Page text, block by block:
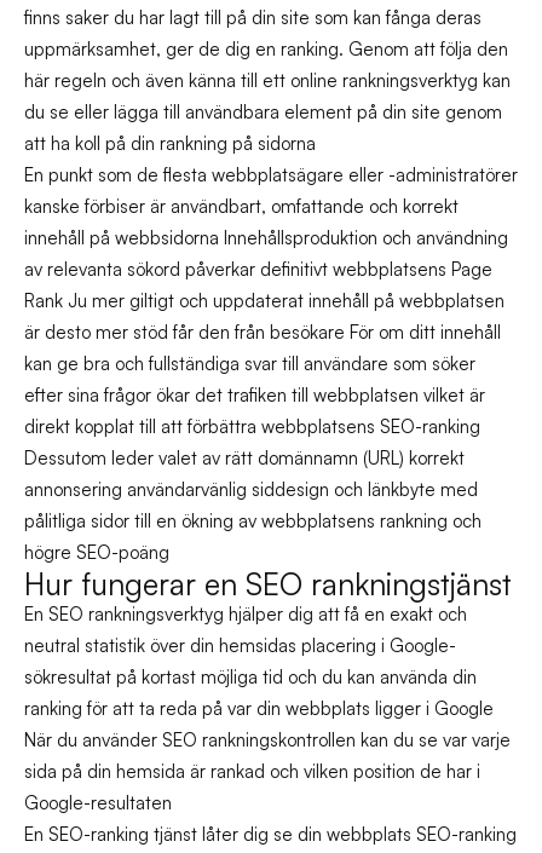
finns saker du har lagt till på din site som kan fånga deras
uppmärksamhet, ger de dig en ranking. Genom att följa den
här regeln och även känna till ett online rankningsverktyg kan
du se eller lägga till användbara element på din site genom
att ha koll på din rankning på sidorna
En punkt som de flesta webbplatsägare eller -administratörer
kanske förbiser är användbart, omfattande och korrekt
innehåll på webbsidorna Innehållsproduktion och användning
av relevanta sökord påverkar definitivt webbplatsens Page
Rank Ju mer giltigt och uppdaterat innehåll på webbplatsen
är desto mer stöd får den från besökare För om ditt innehåll
kan ge bra och fullständiga svar till användare som söker
efter sina frågor ökar det trafiken till webbplatsen vilket är
direkt kopplat till att förbättra webbplatsens SEO-ranking
Dessutom leder valet av rätt domännamn (URL) korrekt
annonsering användarvänlig siddesign och länkbyte med
pålitliga sidor till en ökning av webbplatsens rankning och
högre SEO-poäng
Hur fungerar en SEO rankningstjänst
En SEO rankningsverktyg hjälper dig att få en exakt och
neutral statistik över din hemsidas placering i Google-
sökresultat på kortast möjliga tid och du kan använda din
ranking för att ta reda på var din webbplats ligger i Google
När du använder SEO rankningskontrollen kan du se var varje
sida på din hemsida är rankad och vilken position de har i
Google-resultaten
En SEO-ranking tjänst låter dig se din webbplats SEO-ranking